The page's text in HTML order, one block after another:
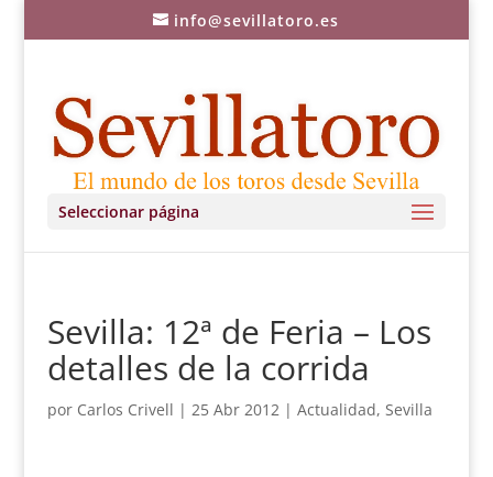
info@sevillatoro.es
Seleccionar página
Sevilla: 12ª de Feria – Los
detalles de la corrida
por Carlos Crivell | 25 Abr 2012| Actualidad, Sevilla